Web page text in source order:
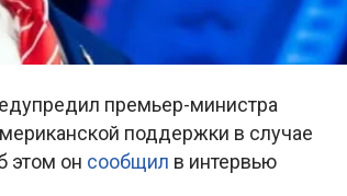
премьер-министра
поддержки в случае
этом он сообщил в интервью